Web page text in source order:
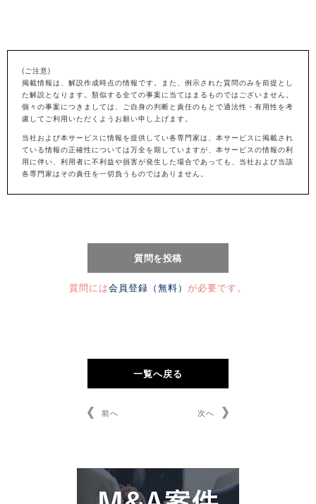
(ご注意)
掲載情報は、解説作成時点の情報です。また、例示された質問のみを前提とし
た解説となります。類似する全ての事案に当てはまるものではございません。
個々の事案につきましては、ご自身の判断と責任のもとで適法性・有用性を考
慮してご利用いただくようお願い申し上げます。
当社および本サービスに情報を提供してい各専門家は、本サービスに掲載され
ている情報の正確性については万全を期していますが、本サービスの情報の利
用に伴い、利用者に不利益や損害が発生した場合であっても、当社および当該
各専門家はその責任を一切負うものではありません。
質問には会員登録（無料） が必要です。
一覧へ戻る
前へ 次へ